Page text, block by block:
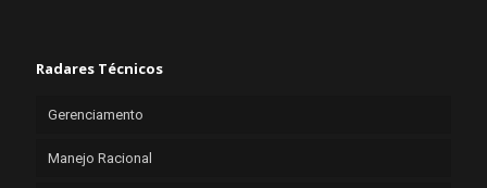
Radares Técnicos
Gerenciamento
Manejo Racional